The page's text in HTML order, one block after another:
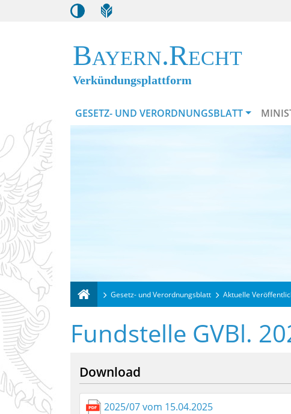
Bayern.Recht
Verkündungsplattform
GESETZ- UND VERORDNUNGSBLATT
Gesetz- und Verordnungsblatt Aktuelle
Fundstelle GVBl.
Download
2025/07 vom 15.04.2025